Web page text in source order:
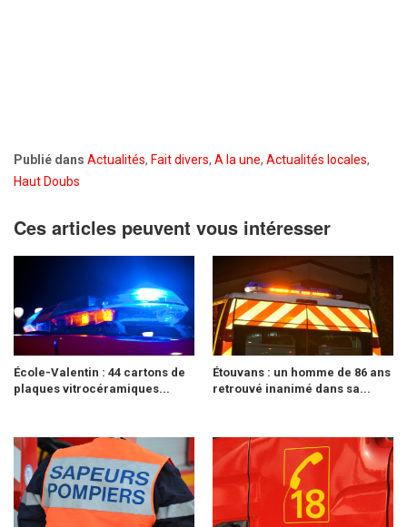
Publié dans Actualités, Fait divers, A la une, Actualités locales,
Haut Doubs
Ces articles peuvent vous intéresser
École-Valentin : 44 cartons de
plaques vitrocéramiques...
Étouvans : un homme de 86 ans
retrouvé inanimé dans sa...